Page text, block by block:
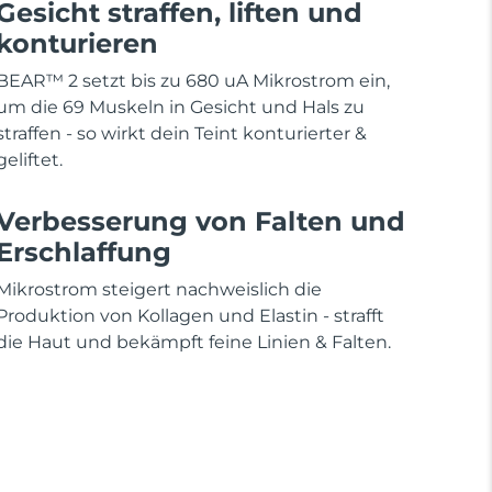
straffen, liften und
2 setzt bis zu 680 uA Mikrostrom ein,
die 69 Muskeln in Gesicht und Hals zu
- so wirkt dein Teint konturierter &
von Falten und
steigert nachweislich die
von Kollagen und Elastin - strafft
Haut und bekämpft feine Linien & Falten.